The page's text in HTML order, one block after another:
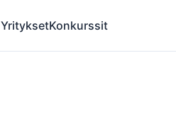
YrityksetKonkurssit